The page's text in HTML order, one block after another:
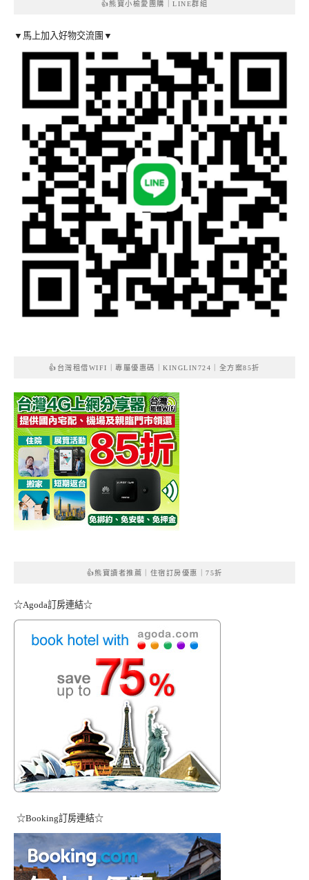
👍熊寶小榆愛團購｜LINE群組
▼馬上加入好物交流團▼
👍台灣租借WIFI｜專屬優惠碼｜KINGLIN724｜全方案85折
👍熊寶讀者推薦｜住宿訂房優惠｜75折
☆Agoda訂房連結☆
☆Booking訂房連結☆